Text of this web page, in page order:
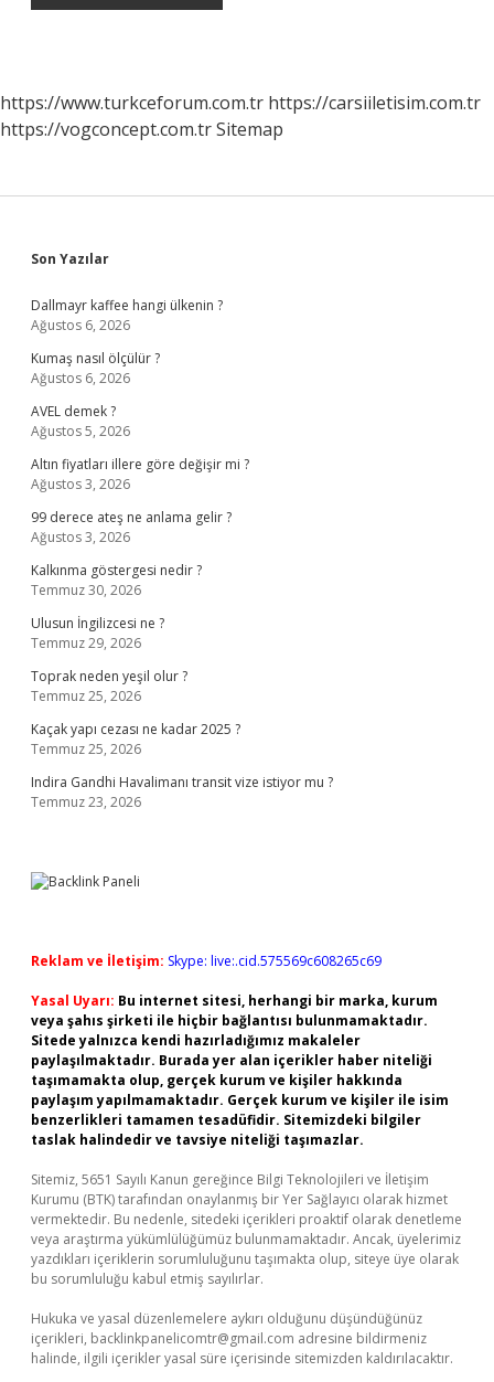
https://www.turkceforum.com.tr https://carsiiletisim.com.tr
https://vogconcept.com.trSitemap
Sidebar
Son Yazılar
Dallmayr kaffee hangi ülkenin ?
Ağustos 6, 2026
Kumaş nasıl ölçülür ?
Ağustos 6, 2026
AVEL demek ?
Ağustos 5, 2026
Altın fiyatları illere göre değişir mi ?
Ağustos 3, 2026
99 derece ateş ne anlama gelir ?
Ağustos 3, 2026
Kalkınma göstergesi nedir ?
Temmuz 30, 2026
Ulusun İngilizcesi ne ?
Temmuz 29, 2026
Toprak neden yeşil olur ?
Temmuz 25, 2026
Kaçak yapı cezası ne kadar 2025 ?
Temmuz 25, 2026
Indira Gandhi Havalimanı transit vize istiyor mu ?
Temmuz 23, 2026
Reklam ve İletişim: Skype: live:.cid.575569c608265c69
Yasal Uyarı: Bu internet sitesi, herhangi bir marka, kurum
veya şahıs şirketi ile hiçbir bağlantısı bulunmamaktadır.
Sitede yalnızca kendi hazırladığımız makaleler
paylaşılmaktadır. Burada yer alan içerikler haber niteliği
taşımamakta olup, gerçek kurum ve kişiler hakkında
paylaşım yapılmamaktadır. Gerçek kurum ve kişiler ile isim
benzerlikleri tamamen tesadüfidir. Sitemizdeki bilgiler
taslak halindedir ve tavsiye niteliği taşımazlar.
Sitemiz, 5651 Sayılı Kanun gereğince Bilgi Teknolojileri ve İletişim
Kurumu (BTK) tarafından onaylanmış bir Yer Sağlayıcı olarak hizmet
vermektedir. Bu nedenle, sitedeki içerikleri proaktif olarak denetleme
veya araştırma yükümlülüğümüz bulunmamaktadır. Ancak, üyelerimiz
yazdıkları içeriklerin sorumluluğunu taşımakta olup, siteye üye olarak
bu sorumluluğu kabul etmiş sayılırlar.
Hukuka ve yasal düzenlemelere aykırı olduğunu düşündüğünüz
içerikleri, backlinkpanelicomtr@gmail.com adresine bildirmeniz
halinde, ilgili içerikler yasal süre içerisinde sitemizden kaldırılacaktır.